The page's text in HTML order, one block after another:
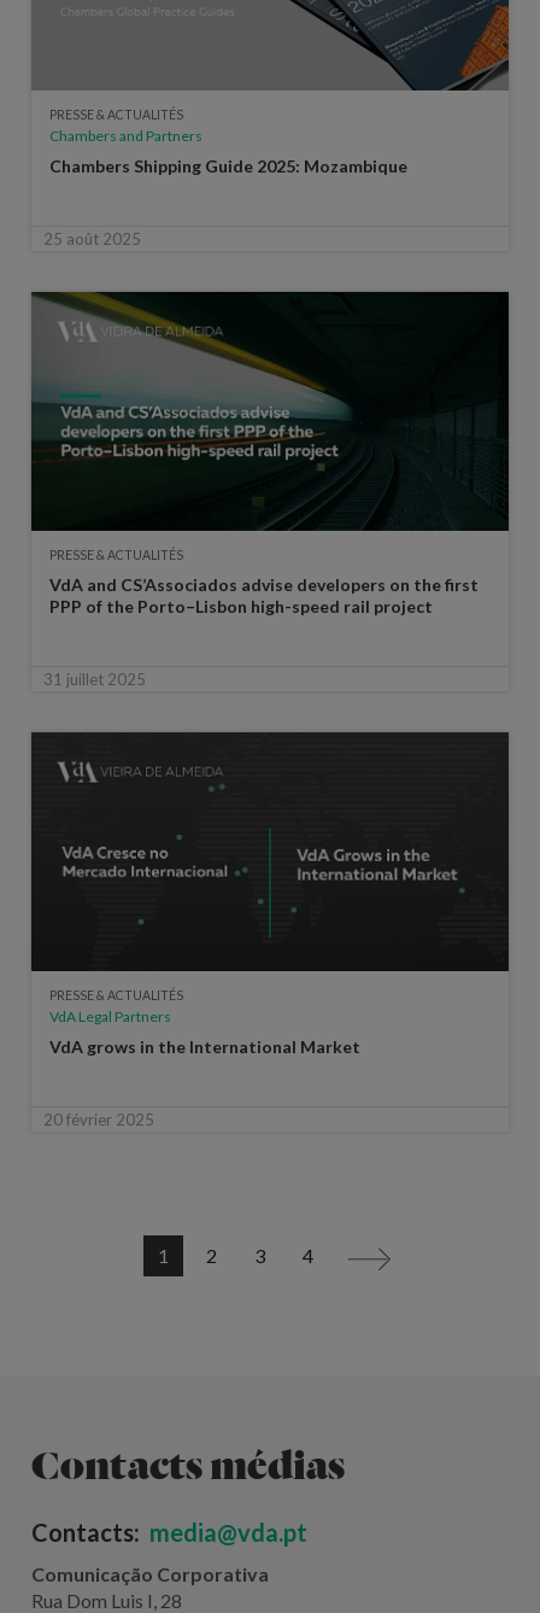
PRESSE & ACTUALITÉS
Chambers and Partners
Chambers Shipping Guide 2025: Mozambique
25 août 2025
PRESSE & ACTUALITÉS
VdA and CS’Associados advise developers on the first
PPP of the Porto–Lisbon high-speed rail project
31 juillet 2025
PRESSE & ACTUALITÉS
VdA Legal Partners
VdA grows in the International Market
20 février 2025
1 2 3 4 >
Contacts médias
Contacts: media@vda.pt
Comunicação Corporativa
Rua Dom Luis I, 28